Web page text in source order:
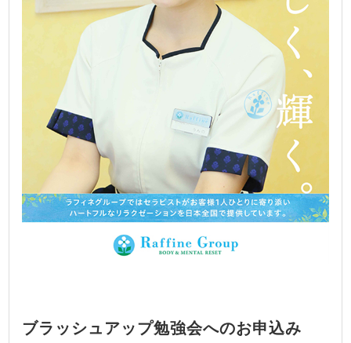
ブラッシュアップ勉強会へのお申込み